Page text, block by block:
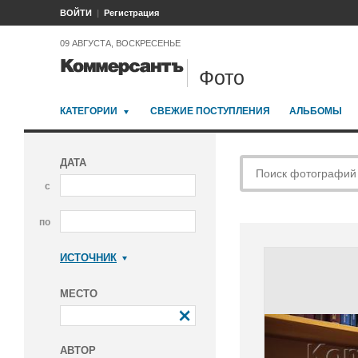
ВОЙТИ Регистрация
09 АВГУСТА, ВОСКРЕСЕНЬЕ
Фото
КАТЕГОРИИ СВЕЖИЕ ПОСТУПЛЕНИЯ АЛЬБОМЫ
ДАТА
с
по
ИСТОЧНИК
МЕСТО
АВТОР